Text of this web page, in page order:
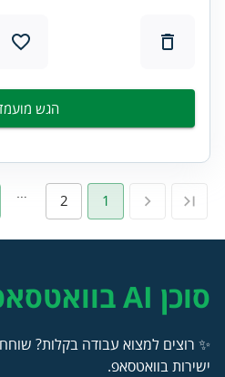
הגש
1
2
סוכן AI בוואטסאפ
✨ רוצים למצוא עבודה בקלות?
ישירות בוואטסאפ.